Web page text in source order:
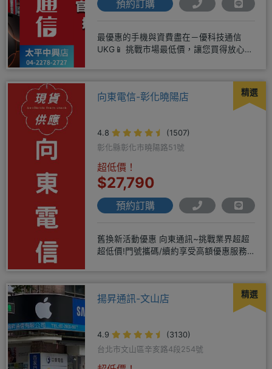
預約訂購
最優惠的手機與資費盡在－優科技通信
UKG📱 挑戰市場最低價，讓您買得放心又
精選
向東電信-彰化曉陽店
4.8
(1507)
彰化縣彰化市曉陽路51號
超低價！
$27,790
預約訂購
舊換新活動優惠 向東通訊~挑戰業界超超
超低價!門號攜碼/續約享受高額優惠服務
精選
揚昇通訊-文山店
4.9
(3130)
台北市文山區辛亥路4段254號